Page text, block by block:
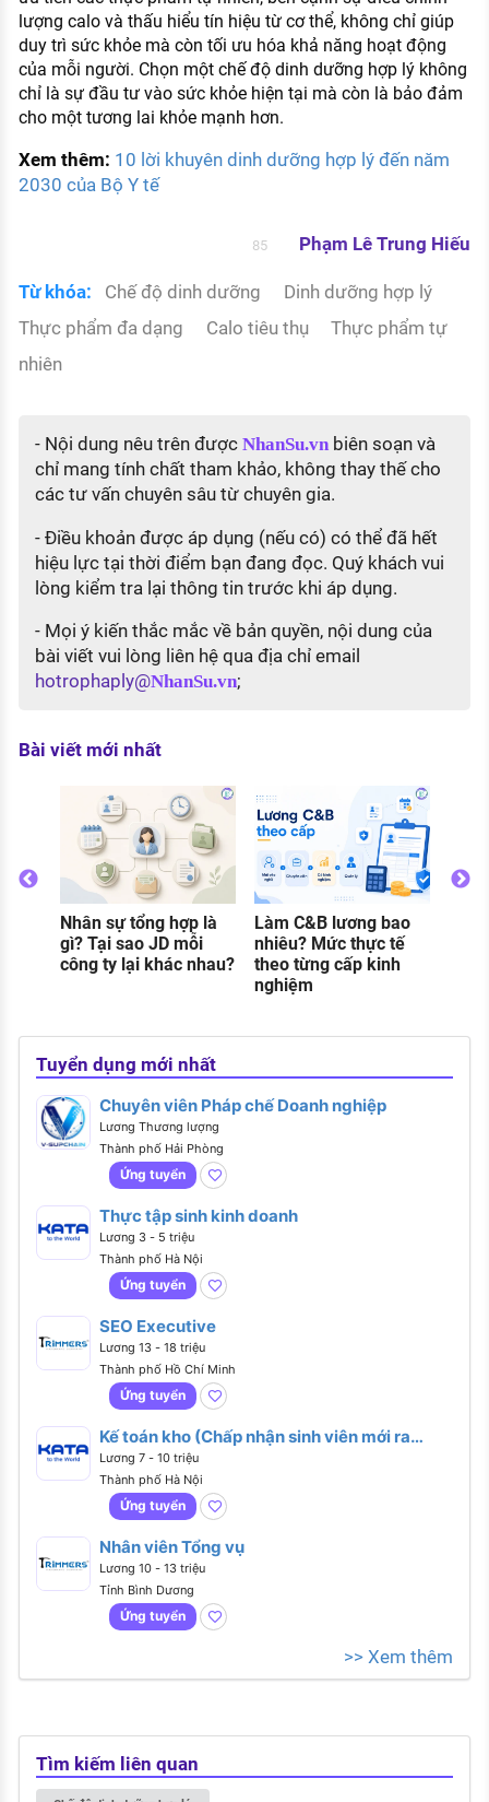
lượng calo và thấu hiểu tín hiệu từ cơ thể, không chỉ giúp
duy trì sức khỏe mà còn tối ưu hóa khả năng hoạt động
của mỗi người. Chọn một chế độ dinh dưỡng hợp lý không
chỉ là sự đầu tư vào sức khỏe hiện tại mà còn là bảo đảm
cho một tương lai khỏe mạnh hơn.
Xem thêm: 10 lời khuyên dinh dưỡng hợp lý đến năm
2030 của Bộ Y tế
85 Phạm Lê Trung Hiếu
Từ khóa: Chế độ dinh dưỡng
Dinh dưỡng hợp lý
Thực phẩm đa dạng
Calo tiêu thụ
Thực phẩm tự
nhiên
- Nội dung nêu trên được NhanSu.vnbiên soạn và
chỉ mang tính chất tham khảo, không thay thế cho
các tư vấn chuyên sâu từ chuyên gia.
- Điều khoản được áp dụng (nếu có) có thể đã hết
hiệu lực tại thời điểm bạn đang đọc. Quý khách vui
lòng kiểm tra lại thông tin trước khi áp dụng.
- Mọi ý kiến thắc mắc về bản quyền, nội dung của
bài viết vui lòng liên hệ qua địa chỉ email
hotrophaply@NhanSu.vn;
Bài viết mới nhất
Nhân sự tổng hợp là
gì? Tại sao JD mỗi
công ty lại khác nhau?
Làm C&B lương bao
nhiêu? Mức thực tế
theo từng cấp kinh
nghiệm
Tuyển dụng mới nhất
Chuyên viên Pháp chế Doanh nghiệp
Lương Thương lượng
Thành phố Hải Phòng
Ứng tuyển
Thực tập sinh kinh doanh
Lương 3 - 5 triệu
Thành phố Hà Nội
Ứng tuyển
SEO Executive
Lương 13 - 18 triệu
Thành phố Hồ Chí Minh
Ứng tuyển
Kế toán kho (Chấp nhận sinh viên mới ra
trường)
Lương 7 - 10 triệu
Thành phố Hà Nội
Ứng tuyển
Nhân viên Tổng vụ
Lương 10 - 13 triệu
Tỉnh Bình Dương
Ứng tuyển
>> Xem thêm
Tìm kiếm liên quan